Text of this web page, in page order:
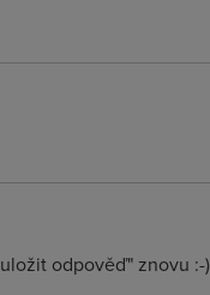
odpověď" znovu :-)